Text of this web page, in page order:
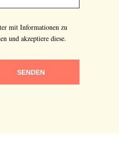
mit Informationen zu
und akzeptiere diese.
SENDEN